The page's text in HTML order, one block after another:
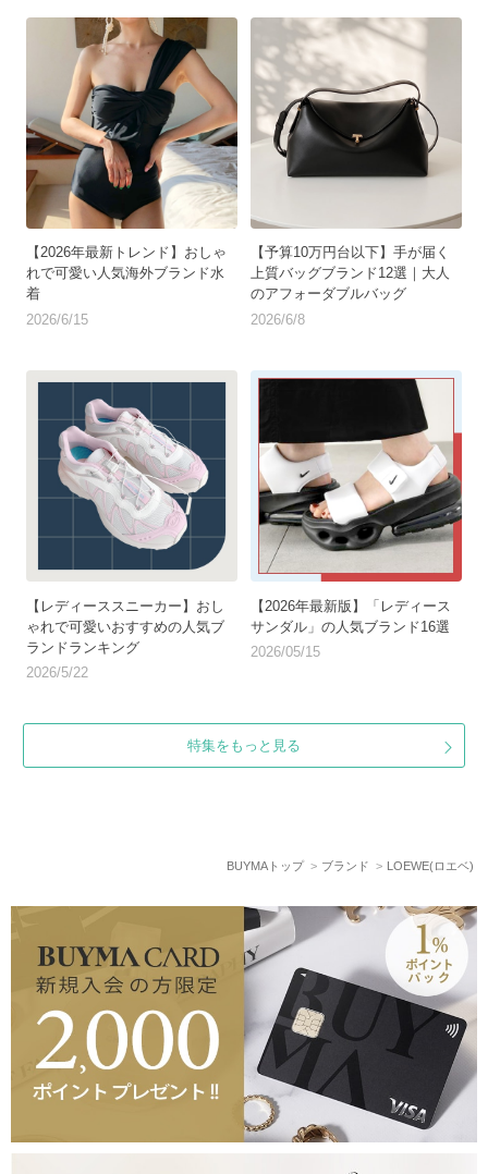
【2026年最新トレンド】おしゃ
れで可愛い人気海外ブランド水
着
2026/6/15
【予算10万円台以下】手が届く
上質バッグブランド12選｜大人
のアフォーダブルバッグ
2026/6/8
【レディーススニーカー】おし
ゃれで可愛いおすすめの人気ブ
ランドランキング
2026/5/22
【2026年最新版】「レディース
サンダル」の人気ブランド16選
2026/05/15
特集をもっと見る
BUYMAトップ ブランド LOEWE(ロエベ)